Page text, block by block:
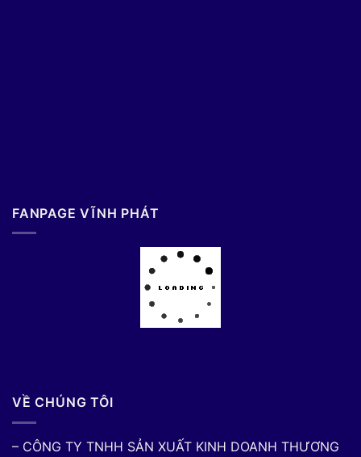
FANPAGE VĨNH PHÁT
VỀ CHÚNG TÔI
– CÔNG TY TNHH SẢN XUẤT KINH DOANH THƯƠNG